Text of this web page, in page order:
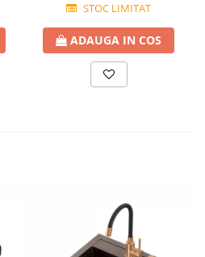
STOC LIMITAT
ADAUGA IN COS